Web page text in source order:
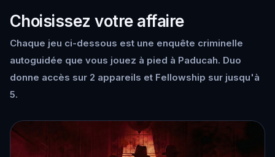
Choisissez votre affaire
Chaque jeu ci-dessous est une enquête criminelle
autoguidée que vous jouez à pied à Paducah. Duo
donne accès sur 2 appareils et Fellowship sur jusqu'à
5.